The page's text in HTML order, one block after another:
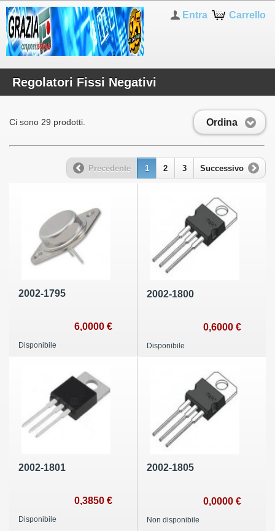
Carrello
Entra
Regolatori Fissi Negativi
Ordina
Ci sono 29 prodotti.
Precedente 1 2 3 Successivo
2002-1795
6,0000 €
Disponibile
2002-1800
0,6000 €
Disponibile
2002-1801
0,3850 €
Disponibile
2002-1805
0,0000 €
Non disponibile